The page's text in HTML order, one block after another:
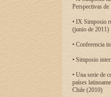
Perspectivas
• IX Simposio
(junio de 2011)
• Conferencia
• Simposio
• Una serie de
países
Chile (2010)